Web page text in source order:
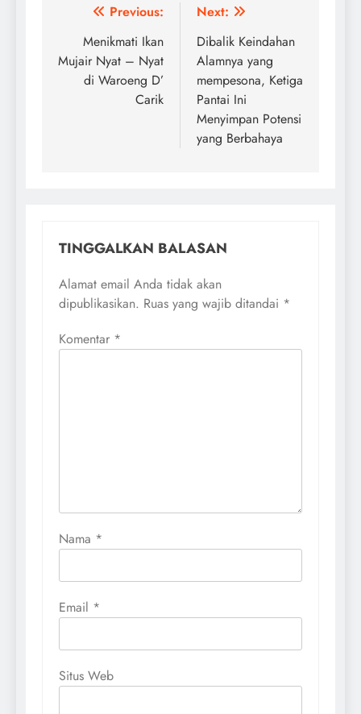
Navigasi
pos
Previous:
Menikmati Ikan
Mujair Nyat – Nyat
di Waroeng D’
Carik
Next:
Dibalik Keindahan
Alamnya yang
mempesona, Ketiga
Pantai Ini
Menyimpan Potensi
yang Berbahaya
TINGGALKAN BALASAN
Alamat email Anda tidak akan
dipublikasikan. Ruas yang wajib ditandai *
Komentar *
Nama *
Email *
Situs Web